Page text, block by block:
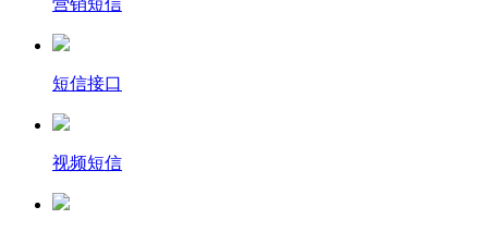
短信接口
视频短信